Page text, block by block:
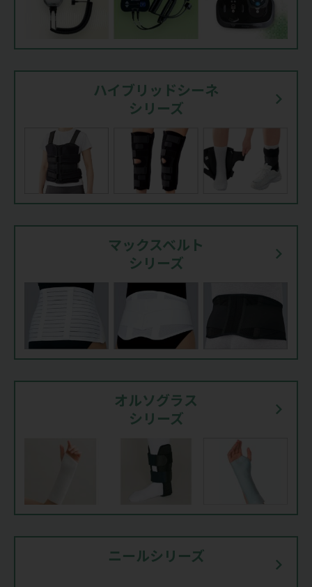
ハイブリッドシーネ
シリーズ
マックスベルト
シリーズ
オルソグラス
シリーズ
ニールシリーズ